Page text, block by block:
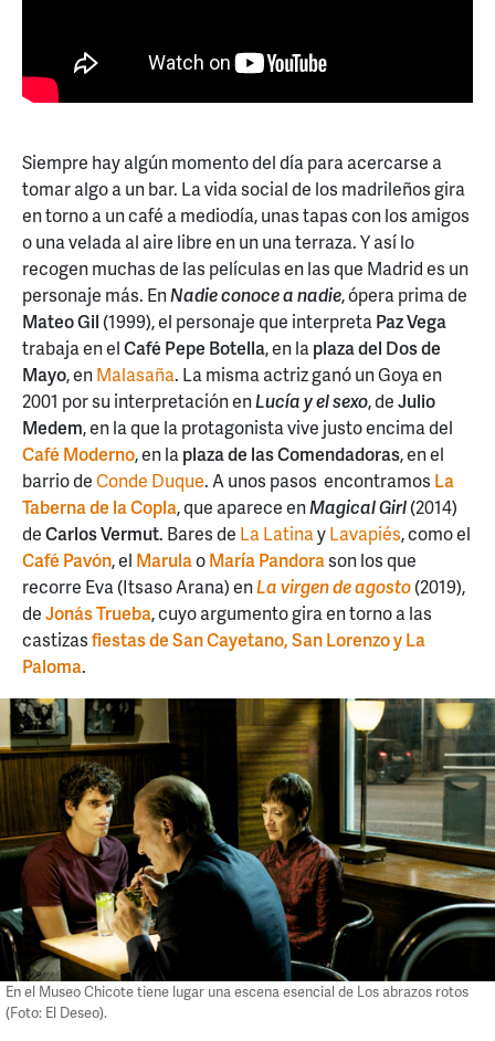
Siempre hay algún momento del día para acercarse a
tomar algo a un bar. La vida social de los madrileños gira
en torno a un café a mediodía, unas tapas con los amigos
o una velada al aire libre en un una terraza. Y así lo
recogen muchas de las películas en las que Madrid es un
personaje más. EnNadie conoce a nadie, ópera prima de
Mateo Gil (1999), el personaje que interpretaPaz Vega
trabaja en elCafé Pepe Botella, en laplaza del Dos de
Mayo, enMalasaña. La misma actriz ganó un Goya en
2001 por su interpretación enLucía y el sexo, deJulio
Medem, en la que la protagonista vive justo encima del
Café Moderno, en laplaza de las Comendadoras, en el
barrio deConde Duque. A unos pasos encontramos La
Taberna de la Copla, que aparece enMagical Girl(2014)
deCarlos Vermut. Bares de La LatinayLavapiés, como el
Café Pavón, el MarulaoMaría Pandorason los que
recorre Eva (Itsaso Arana) enLa virgen de agosto(2019),
deJonás Trueba, cuyo argumento gira en torno a las
castizasfiestas de San Cayetano, San Lorenzo y La
Paloma.
En el Museo Chicote tiene lugar una escena esencial de Los abrazos rotos
(Foto: El Deseo).